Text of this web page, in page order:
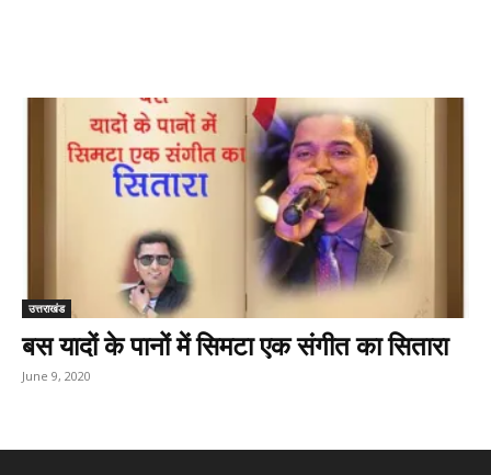
उत्तराखंड
बस यादों के पानों में सिमटा एक संगीत का सितारा
June 9, 2020